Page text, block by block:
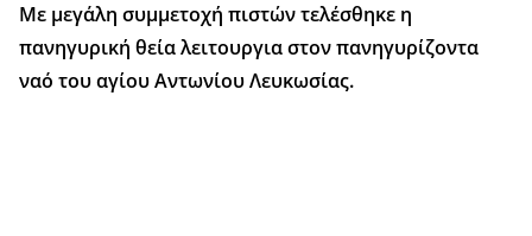
Με μεγάλη συμμετοχή πιστών τελέσθηκε η
πανηγυρική θεία λειτουργια στον πανηγυρίζοντα
ναό του αγίου Αντωνίου Λευκωσίας.